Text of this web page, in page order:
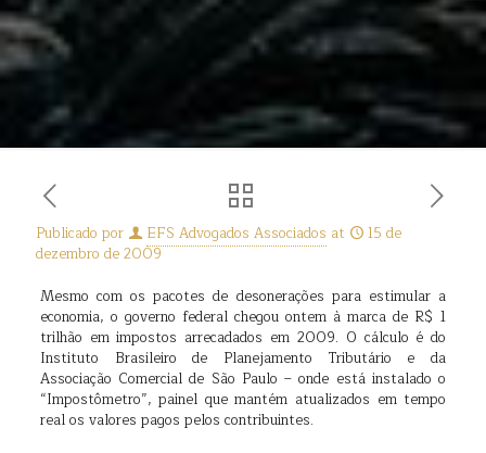
Publicado por EFS Advogados Associados at
15 de
dezembro de 2009
Mesmo com os pacotes de desonerações para estimular a
economia, o governo federal chegou ontem à marca de R$ 1
trilhão em impostos arrecadados em 2009. O cálculo é do
Instituto Brasileiro de Planejamento Tributário e da
Associação Comercial de São Paulo – onde está instalado o
“Impostômetro”, painel que mantém atualizados em tempo
real os valores pagos pelos contribuintes.